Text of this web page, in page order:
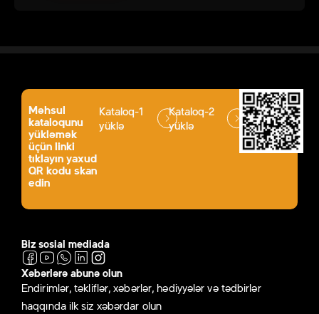
Məhsul
kataloqunu
yükləmək
üçün linki
tıklayın yaxud
QR kodu skan
edin
Kataloq-1
yüklə
Kataloq-2
yüklə
Biz sosial mediada
Xəbərlərə abunə olun
Endirimlər, təkliflər, xəbərlər, hədiyyələr və tədbirlər
haqqında ilk siz xəbərdar olun